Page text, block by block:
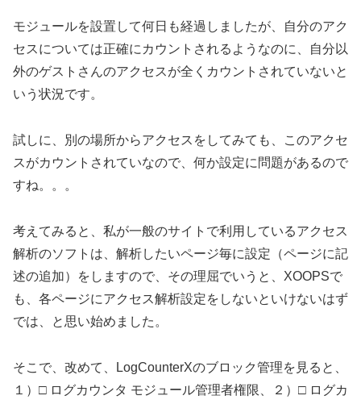
モジュールを設置して何日も経過しましたが、自分のアク
セスについては正確にカウントされるようなのに、自分以
外のゲストさんのアクセスが全くカウントされていないと
いう状況です。
試しに、別の場所からアクセスをしてみても、このアクセ
スがカウントされていなので、何か設定に問題があるので
すね。。。
考えてみると、私が一般のサイトで利用しているアクセス
解析のソフトは、解析したいページ毎に設定（ページに記
述の追加）をしますので、その理屈でいうと、XOOPSで
も、各ページにアクセス解析設定をしないといけないはず
では、と思い始めました。
そこで、改めて、LogCounterXのブロック管理を見ると、
１）□ ログカウンタ モジュール管理者権限、２）□ ログカ